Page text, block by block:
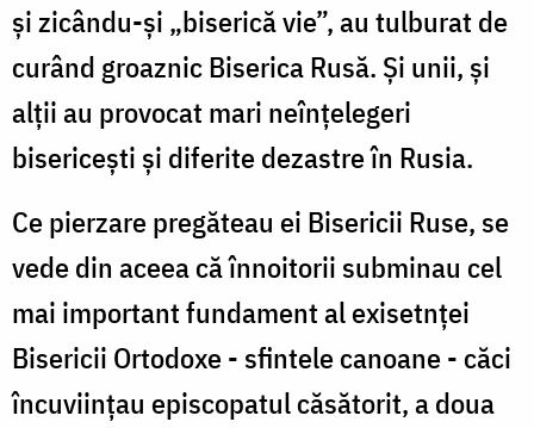
şi zicându-şi „biserică vie”, au tulburat de
curând groaznic Biserica Rusă. Şi unii, şi
alţii au provocat mari neînţelegeri
bisericeşti şi diferite dezastre în Rusia.
Ce pierzare pregăteau ei Bisericii Ruse, se
vede din aceea că înnoitorii subminau cel
mai important fundament al exisetnţei
Bisericii Ortodoxe - sfintele canoane - căci
încuviinţau episcopatul căsătorit, a doua